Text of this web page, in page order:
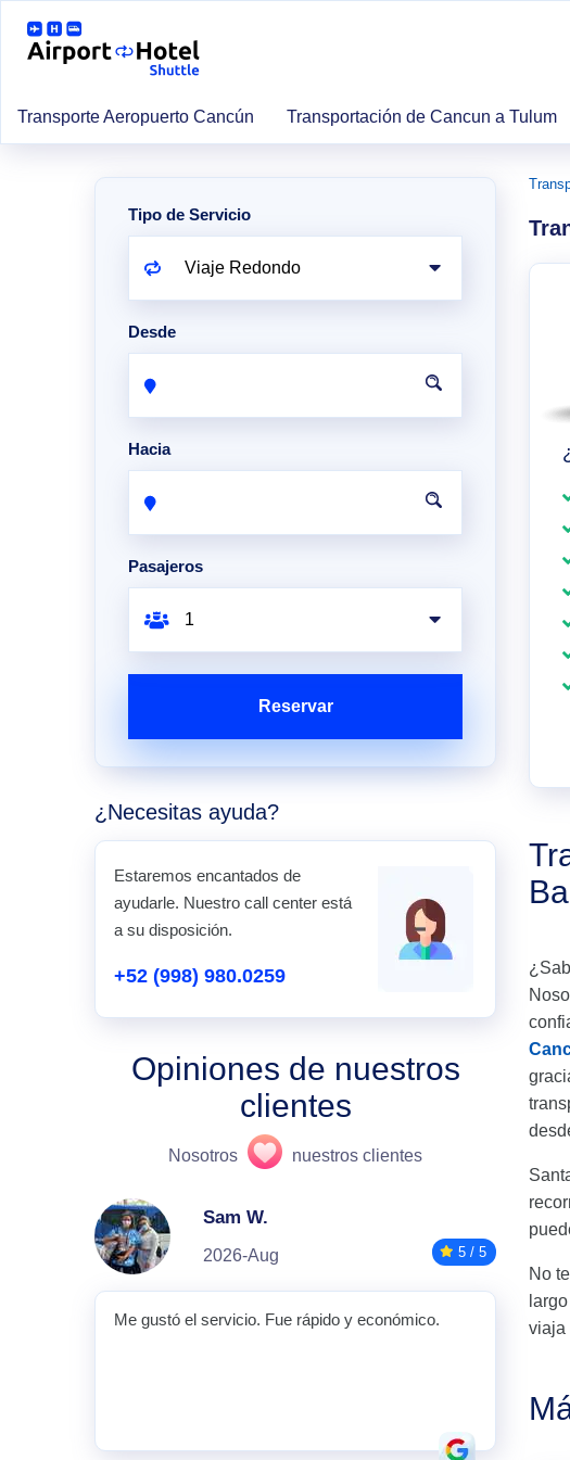
Transporte Aeropuerto Cancún Transportación de Cancun a Tulum
No
viaja
Tipo de Servicio
Desde
Hacia
Pasajeros
Reservar
¿Necesitas ayuda?
Estaremos encantados de
ayudarle. Nuestro call center está
a su disposición.
+52 (998) 980.0259
Opiniones de nuestros
clientes
Nosotros nuestros clientes
Sam W.
2026-Aug 5 / 5
Me gustó el servicio. Fue rápido y económico.